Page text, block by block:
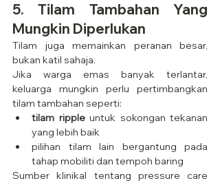
5. Tilam Tambahan Yang
Mungkin Diperlukan
Tilam juga memainkan peranan besar,
bukan katil sahaja.
Jika warga emas banyak terlantar,
keluarga mungkin perlu pertimbangkan
tilam tambahan seperti:
tilam ripple untuk sokongan tekanan
yang lebih baik
pilihan tilam lain bergantung pada
tahap mobiliti dan tempoh baring
Sumber klinikal tentang pressure care